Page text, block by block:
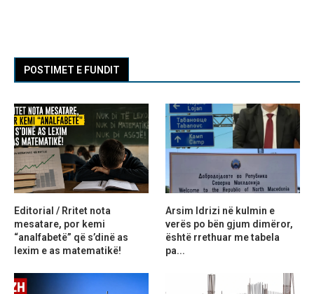
POSTIMET E FUNDIT
Editorial / Rritet nota
mesatare, por kemi
“analfabetë” që s’dinë as
lexim e as matematikë!
Arsim Idrizi në kulmin e
verës po bën gjum dimëror,
është rrethuar me tabela
pa...